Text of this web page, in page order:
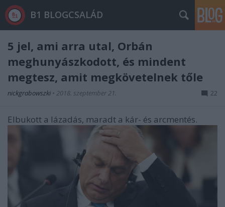
B1 BLOGCSALÁD
5 jel, ami arra utal, Orbán
meghunyászkodott, és mindent
megtesz, amit megkövetelnek tőle
nickgrabowszki • 2018. szeptember 21. 22
Elbukott a lázadás, maradt a kár- és arcmentés.